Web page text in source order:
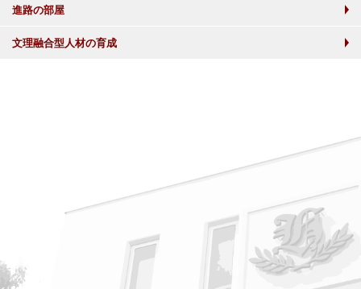
進路の部屋
文理融合型人材の育成